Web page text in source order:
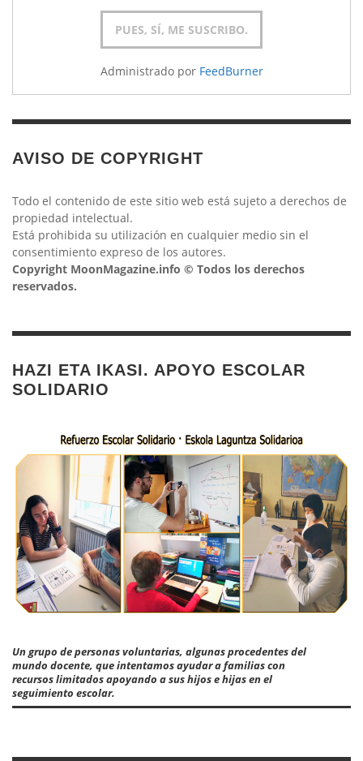
Administrado por FeedBurner
AVISO DE COPYRIGHT
Todo el contenido de este sitio web está sujeto a derechos de
propiedad intelectual.
Está prohibida su utilización en cualquier medio sin el
consentimiento expreso de los autores.
Copyright MoonMagazine.info © Todos los derechos
reservados.
HAZI ETA IKASI. APOYO ESCOLAR
SOLIDARIO
Un grupo de personas voluntarias, algunas procedentes del
mundo docente, que intentamos ayudar a familias con
recursos limitados apoyando a sus hijos e hijas en el
seguimiento escolar.